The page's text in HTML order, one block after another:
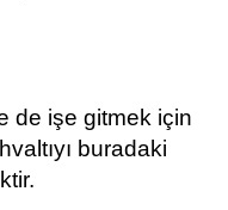
de işe gitmek için
buradaki